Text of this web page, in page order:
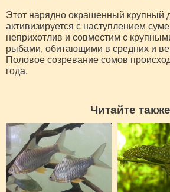
Этот нарядно окрашенный крупный
активизируется с наступлением
неприхотлив и совместим с
рыбами, обитающими в средних и
Половое созревание сомов
года.
Читайте